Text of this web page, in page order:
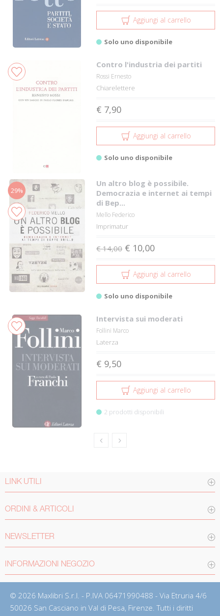
Aggiungi al carrello
Solo uno disponibile
Contro l'industria dei partiti
Rossi Ernesto
Chiarelettere
€ 7,90
Aggiungi al carrello
Solo uno disponibile
29%
Un altro blog è possibile.
Democrazia e internet ai tempi
di Bep...
Mello Federico
Imprimatur
€ 14,00 € 10,00
Aggiungi al carrello
Solo uno disponibile
Intervista sui moderati
Follini Marco
Laterza
€ 9,50
Aggiungi al carrello
2 prodotti disponibili
LINK UTILI
ORDINI & ARTICOLI
NEWSLETTER
INFORMAZIONI NEGOZIO
© 2026 Maxlibri S.r.l. - P.IVA 06471990488 - Via Etruria 4/6
50026 San Casciano in Val di Pesa, Firenze. Tutti i diritti